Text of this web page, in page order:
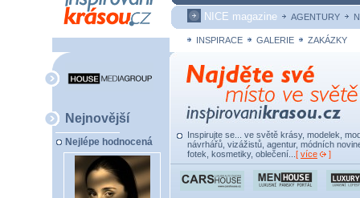
NICE magazine
AGENTURY
INSPIRACE GALERIE ZAKÁZKY
Nejnovější
Nejlépe hodnocená
Inspirujte se... ve světě krásy, modelek,
návrhářů, vizážistů, agentur, módních
fotek, kosmetiky, oblečení... [ více ]